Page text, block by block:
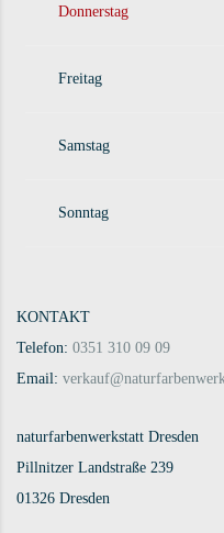
Donnerstag
Freitag
Samstag
Sonntag
KONTAKT
Telefon: 0351 310 09 09
Email:
naturfarbenwerkstatt Dresden
Pillnitzer Landstraße 239
01326 Dresden